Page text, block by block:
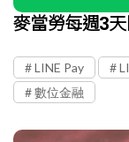
麥當勞每週3
LINE Pay
數位金融